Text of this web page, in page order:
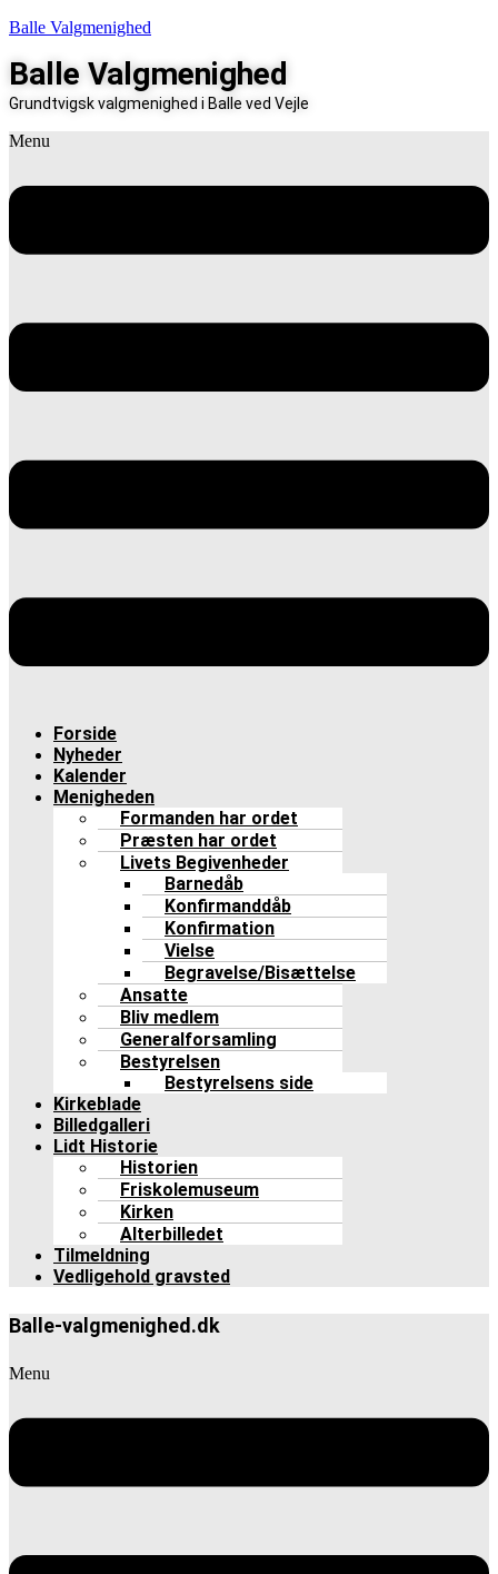
Balle Valgmenighed
Balle Valgmenighed
Grundtvigsk valgmenighed i Balle ved Vejle
Menu
Forside
Nyheder
Kalender
Menigheden
Formanden har ordet
Præsten har ordet
Livets Begivenheder
Barnedåb
Konfirmanddåb
Konfirmation
Vielse
Begravelse/Bisættelse
Ansatte
Bliv medlem
Generalforsamling
Bestyrelsen
Bestyrelsens side
Kirkeblade
Billedgalleri
Lidt Historie
Historien
Friskolemuseum
Kirken
Alterbilledet
Tilmeldning
Vedligehold gravsted
Balle-valgmenighed.dk
Menu